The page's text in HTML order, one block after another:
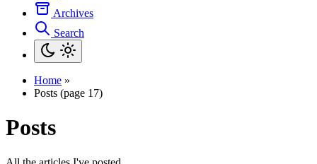
Archives
Search
Home »
Posts (page 17)
Posts